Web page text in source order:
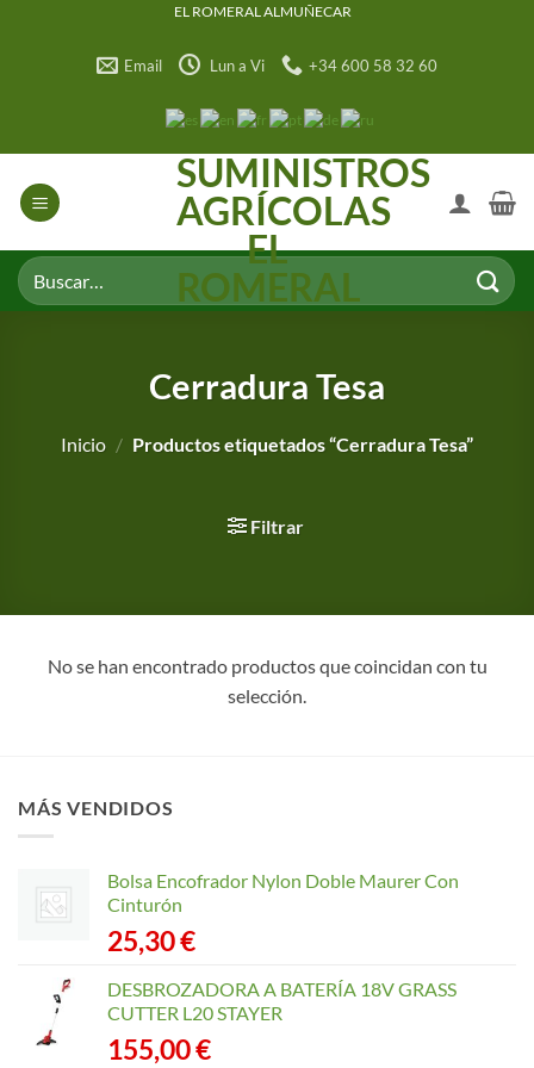
EL ROMERAL ALMUÑECAR
Email Lun a Vi +34 600 58 32 60
SUMINISTROS
AGRÍCOLAS
EL
ROMERAL
Buscar
por:
Cerradura Tesa
Inicio / Productos etiquetados “Cerradura Tesa”
Filtrar
No se han encontrado productos que coincidan con tu
selección.
MÁS VENDIDOS
Bolsa Encofrador Nylon Doble Maurer Con
Cinturón
25,30€
DESBROZADORA A BATERÍA 18V GRASS
CUTTER L20 STAYER
155,00€